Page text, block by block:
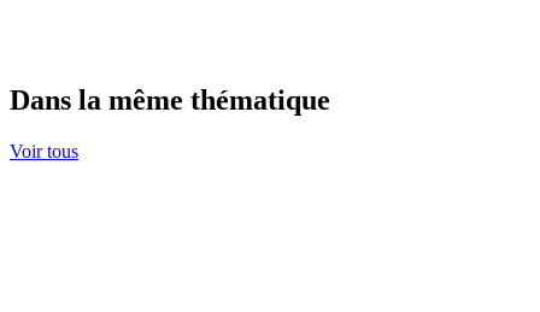
Dans la même thématique
Voir tous